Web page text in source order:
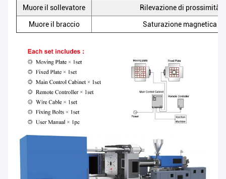
Muore il sollevatore Rilevazione di prossimità
Muore il braccio Saturazione magnetica